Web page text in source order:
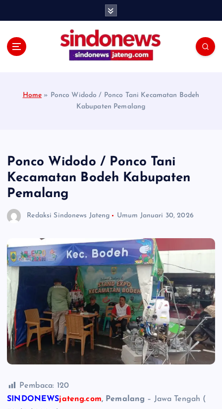
Home » Ponco Widodo / Ponco Tani Kecamatan Bodeh
Kabupaten Pemalang
Ponco Widodo / Ponco Tani
Kecamatan Bodeh Kabupaten
Pemalang
Redaksi Sindonews Jateng Umum Januari 30, 2026
Pembaca: 120
SINDONEWSjateng.com, Pemalang – Jawa Tengah (